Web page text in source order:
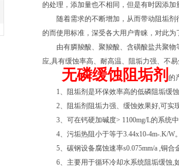
的处理，添加量也不相同，但是有时因添
随着需求的不断增加，从而带动阻垢剂
的而使用标准，深受各大用户青睐，对此为
由有膦羧酸、聚羧酸、含磺酸盐共聚物
应,具有缓蚀率高、耐高温、阻垢力强、不
无磷缓蚀阻垢剂 的
1、阻垢剂是环保效率高的低磷阻垢缓蚀
2、阻垢剂阻垢力强、缓蚀效果好,可实现
3、可在钙硬加碱度> 1100mg/L的系统中
4、污垢热阻小于等于3.44x10-4m-.K/W。
5、碳钢设备腐蚀速率s0.075mm/a ,铜合金
6、主要用于循环冷却水系统阻垢缓蚀,如